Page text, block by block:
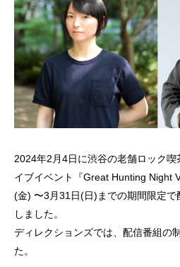
2024年2月4日に渋谷の老舗ロック喫
イブイベント『Great Hunting Night
(金) 〜3月31日(日)までの期間限定で
しました。
ディレクションズでは、配信番組の
た。